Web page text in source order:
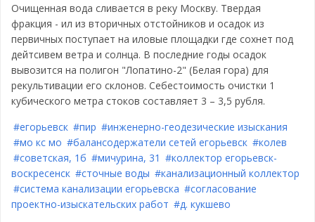
Очищенная вода сливается в реку Москву. Твердая
фракция - ил из вторичных отстойников и осадок из
первичных поступает на иловые площадки где сохнет под
дейтсивем ветра и солнца. В последние годы осадок
вывозится на полигон "Лопатино-2" (Белая гора) для
рекультивации его склонов. Себестоимость очистки 1
кубического метра стоков составляет 3 – 3,5 рубля.
#егорьевск #пир #инженерно-геодезические изыскания
#мо кс мо #балансодержатели сетей егорьевск #колев
#советская, 1б #мичурина, 31 #коллектор егорьевск-
воскресенск #сточные воды #канализационный коллектор
#система канализации егорьевска #согласование
проектно-изыскательских работ #д. кукшево